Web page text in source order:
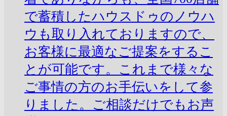
で蓄積したハウスドゥのノウハ
ウも取り入れておりますので、
お客様に最適なご提案をするこ
とが可能です。これまで様々な
ご事情の方のお手伝いをして参
りました。ご相談だけでもお声